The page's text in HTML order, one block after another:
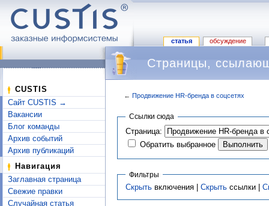
статья обсуждение
CUSTIS
Сайт CUSTIS →
Вакансии
Блог команды
Архив событий
Архив публикаций
Навигация
Заглавная страница
Свежие правки
Случайная статья
Страницы,
← Продвижение HR-бренда в соцсетях
Ссылки сюда
Страница:
Обратить выбранное
Фильтры
Скрыть включения | Скрыть ссылки |